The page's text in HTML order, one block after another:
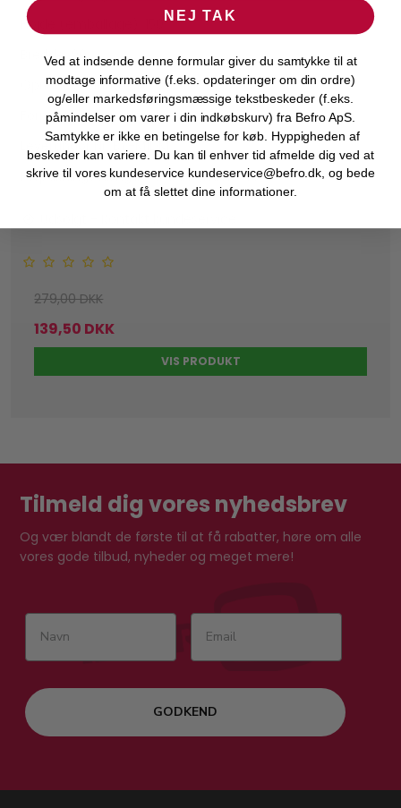
Højde (emballage): 150
Bredde: 90
Oprindelsesland: CN
Forpakningsstørrelse: 1
Leverandør Nr: BY-M1DM
Forpaknings længde/dybde (mm): 40
279,00 DKK
139,50 DKK
VIS PRODUKT
Tilmeld dig vores nyhedsbrev
Og vær blandt de første til at få rabatter, høre om alle
vores gode tilbud, nyheder og meget mere!
GODKEND
NEJ TAK
Ved at indsende denne formular giver du samtykke til at
modtage informative (f.eks. opdateringer om din ordre)
og/eller markedsføringsmæssige tekstbeskeder (f.eks.
påmindelser om varer i din indkøbskurv) fra Befro ApS.
Samtykke er ikke en betingelse for køb. Hyppigheden af
beskeder kan variere. Du kan til enhver tid afmelde dig ved at
skrive til vores kundeservice kundeservice@befro.dk, og bede
om at få slettet dine informationer.